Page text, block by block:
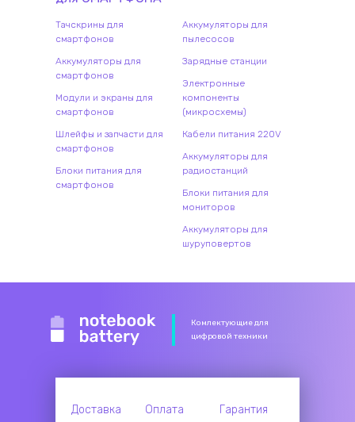
Тачскрины для
смартфонов
Аккумуляторы для
смартфонов
Модули и экраны для
смартфонов
Шлейфы и запчасти для
смартфонов
Блоки питания для
смартфонов
Аккумуляторы для
пылесосов
Зарядные станции
Электронные
компоненты
(микросхемы)
Кабели питания 220V
Аккумуляторы для
радиостанций
Блоки питания для
мониторов
Аккумуляторы для
шуруповертов
Комлектующие для
цифровой техники
Доставка Оплата
Гарантия